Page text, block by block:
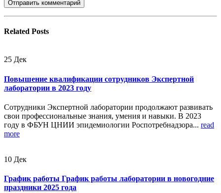
Related Posts
25 Дек
Повышение квалификации сотрудников Экспертной
лаборатории в 2023 году
Сотрудники Экспертной лаборатории продолжают развивать
свои профессиональные знания, умения и навыки. В 2023
году в ФБУН ЦНИИ эпидемиологии Роспотребнадзора... read
more
10 Дек
График работы График работы лаборатории в новогодние
праздники 2025 года